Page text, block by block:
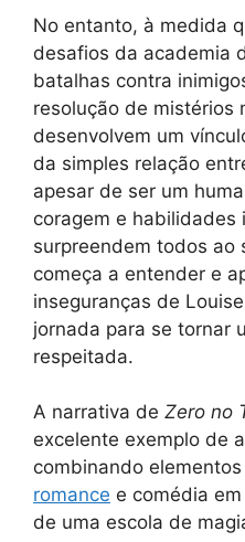
No entanto, à medida
desafios da academia
batalhas contra
resolução de mistérios
desenvolvem um
da simples relação
apesar de ser um
coragem e habilidades
surpreendem todos ao
começa a entender e
inseguranças de
jornada para se tornar
respeitada.
A narrativa de Zero no
excelente exemplo de
combinando
romance e comédia
de uma escola de